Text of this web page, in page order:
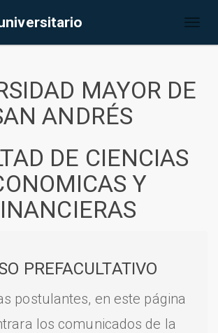
MAYOR DE
ANDRÉS
DE CIENCIAS
Y
PREFACULTATIVO
postulantes, en este página
los comunicados de la